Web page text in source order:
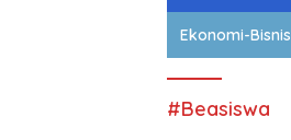
Ekonomi-Bisnis
#Beasiswa